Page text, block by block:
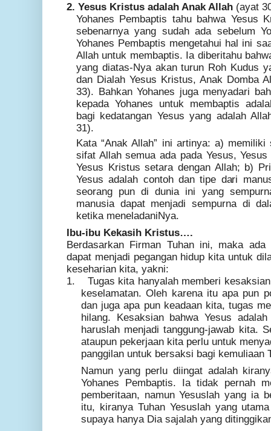
2. Yesus Kristus adalah Anak Allah (ayat
Yohanes Pembaptis tahu bahwa Yesus
sebenarnya yang sudah ada sebelum
Yohanes Pembaptis mengetahui hal ini
Allah untuk membaptis. Ia diberitahu
yang diatas-Nya akan turun Roh Kudus
dan Dialah Yesus Kristus, Anak Domba
33). Bahkan Yohanes juga menyadari
kepada Yohanes untuk membaptis
bagi kedatangan Yesus yang adalah
31).
Kata “Anak Allah” ini artinya: a)
sifat Allah semua ada pada Yesus,
Yesus Kristus setara dengan Allah; b)
Yesus adalah contoh dan tipe dari
seorang pun di dunia ini yang
manusia dapat menjadi sempurna di
ketika meneladaniNya.
Ibu-ibu Kekasih Kristus….
Berdasarkan Firman Tuhan ini, maka
dapat menjadi pegangan hidup kita untuk
keseharian kita, yakni:
1.
Tugas kita hanyalah memberi
keselamatan. Oleh karena itu apa pun
dan juga apa pun keadaan kita, tugas
hilang. Kesaksian bahwa Yesus
haruslah menjadi tanggung-jawab kita.
ataupun pekerjaan kita perlu untuk
panggilan untuk bersaksi bagi kemuliaan
Namun yang perlu diingat adalah
Yohanes Pembaptis. Ia tidak pernah
pemberitaan, namun Yesuslah yang ia
itu, kiranya Tuhan Yesuslah yang
supaya hanya Dia sajalah yang